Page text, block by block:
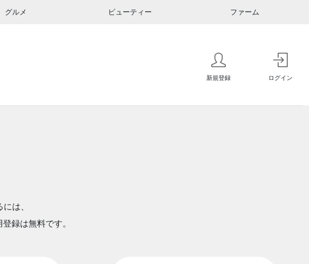
グルメ ビューティー ファーム
新規登録 ログイン
は、
録は無料です。